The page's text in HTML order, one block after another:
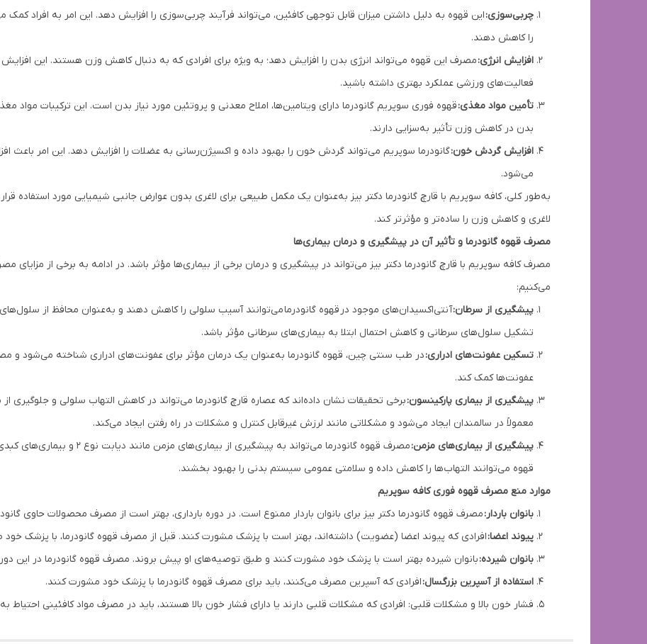
چربی‌سوزی:این قهوه به دلیل داشتن میزان قابل توجهی کافئین، می‌تواند فرآیند چربی‌سوزی را افزایش دهد. این امر به افراد
را کاهش دهند.
افزایش انرژی:مصرف این قهوه می‌تواند انرژی بدن را افزایش دهد؛ به ویژه برای افرادی که به دنبال کاهش وزن هستند. این
فعالیت‌های ورزشی عملکرد بهتری داشته باشید.
تأمین مواد مغذی:قهوه فوری سوپریم گانودرما دارای ویتامین‌ها، املاح معدنی و پروتئین مورد نیاز بدن است. این ترکیبات مواد
بدن در کاهش وزن تأثیر به‌سزایی دارند.
افزایش گردش خون:گانودرما سوپریم می‌تواند گردش خون را بهبود داده و اکسیژن‌رسانی به عضلات را افزایش دهد. این امر
می‌شود.
به‌طور کلی، کافه سوپریم با قارچ گانودرما دکتر بیز به‌عنوان یک مکمل طبیعی برای لاغری بدون عوارض جانبی شیمیایی مورد استفاده
لاغری و کاهش وزن را ساده‌تر و مؤثرتر کند.
مصرف قهوه گانودرما و تأثیر آن در پیشگیری و درمان بیماری‌ها
مصرف کافه سوپریم با قارچ گانودرما دکتر بیز می‌تواند در پیشگیری و درمان برخی از بیماری‌ها مؤثر باشد. در ادامه به برخی از مزایای
می‌کنیم:
پیشگیری از سرطان:آنتی‌اکسیدان‌های موجود در قهوه گانودرما می‌توانند آسیب سلولی را کاهش دهند و به‌عنوان محافظ از
تشکیل سلول‌های سرطانی و کاهش احتمال ابتلا به بیماری‌های سرطانی مؤثر باشد.
تسکین عفونت‌های ادراری:در طب سنتی چین، قهوه گانودرما به‌عنوان یک درمان مؤثر برای عفونت‌های ادراری شناخته می‌شود
عفونت‌ها کمک کند.
پیشگیری از بیماری پارکینسون:برخی تحقیقات نشان داده‌اند که عصاره قارچ گانودرما می‌تواند در کاهش التهاب سلولی و جلوگیری از
معمولاً در سالمندان ایجاد می‌شود و مشکلاتی مانند لرزش غیرقابل کنترل و مشکلات در راه رفتن ایجاد می‌کند.
پیشگیری از بیماری‌های مزمن:
مصرف قهوه گانودرما می‌تواند به
قهوه می‌توانند التهاب‌ها را کاهش داده و سلامتی عمومی سیستم بدنی را بهبود بخشند.
موارد منع مصرف قهوه فوری کافه سوپریم
بانوان باردار:مصرف قهوه گانودرما دکتر بیز برای بانوان باردار ممنوع است. در دوره بارداری، بهتر است از مصرف محصولات حاوی
پیوند اعضا:افرادی که پیوند اعضا (عضویت) داشته‌اند، بهتر است با پزشک مشورت کنند. قبل از مصرف قهوه گانودرما، با پزشک خود
بانوان شیرده:بانوان شیرده بهتر است با پزشک خود مشورت کنند و طبق توصیه‌های او پیش بروند. مصرف قهوه گانودرما در این دوره
استفاده از آسپرین بزرگسال:افرادی که آسپرین مصرف می‌کنند، باید برای مصرف قهوه گانودرما با پزشک خود مشورت کنند.
فشار خون بالا و مشکلات قلبی: افرادی که مشکلات قلبی دارند یا دارای فشار خون بالا هستند، باید در مصرف مواد کافئینی احتیاط